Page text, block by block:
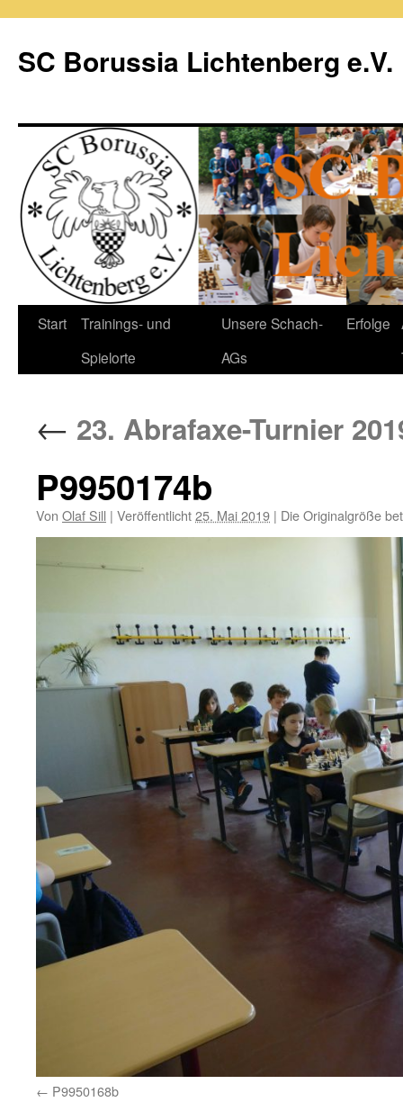
springen
SC Borussia Lichtenberg e.V.
Start
Trainings- und
Spielorte
Unsere Schach-
AGs
Erfolge
← 23. Abrafaxe-Turnier
P9950174b
Von Olaf Sill | Veröffentlicht25. Mai 2019 | Die Originalgröße
P9950168b